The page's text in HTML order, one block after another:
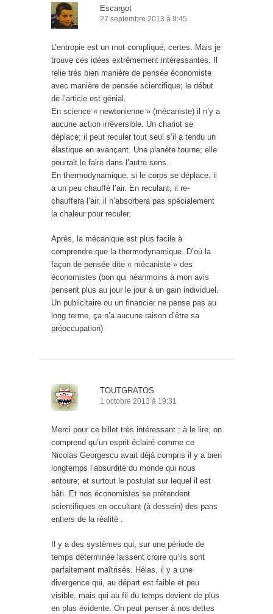
Escargot
27 septembre 2013 à 9:45
L’entropie est un mot compliqué, certes. Mais je
trouve ces idées extrêmement intéressantes. Il
relie très bien manière de pensée économiste
avec manière de pensée scientifique; le début
de l’article est génial.
En science « newtonienne » (mécaniste) il n’y a
aucune action irréversible. Un chariot se
déplace; il peut reculer tout seul s’il a tendu un
élastique en avançant. Une planète tourne; elle
pourrait le faire dans l’autre sens.
En thermodynamique, si le corps se déplace, il
a un peu chauffé l’air. En reculant, il re-
chauffera l’air, il n’absorbera pas spécialement
la chaleur pour reculer.
Après, la mécanique est plus facile à
comprendre que la thermodynamique. D’où la
façon de pensée dite « mécaniste » des
économistes (bon qui néanmoins à mon avis
pensent plus au jour le jour à un gain individuel.
Un publicitaire ou un financier ne pense pas au
long terme, ça n’a aucune raison d’être sa
préoccupation)
TOUTGRATOS
1 octobre 2013 à 19:31
Merci pour ce billet très intéressant ; à le lire, on
comprend qu’un esprit éclairé comme ce
Nicolas Georgescu avait déjà compris il y a bien
longtemps l’absurdité du monde qui nous
entoure; et surtout le postulat sur lequel il est
bâti. Et nos économistes se prétendent
scientifiques en occultant (à dessein) des pans
entiers de la réalité .
Il y a des systèmes qui, sur une période de
temps déterminée laissent croire qu’ils sont
parfaitement maîtrisés. Hélas, il y a une
divergence qui, au départ est faible et peu
visible, mais qui au fil du temps devient de plus
en plus évidente. On peut penser à nos dettes